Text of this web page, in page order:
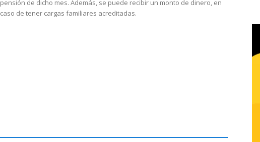
pensión de dicho mes. Además, se puede recibir un monto de dinero, en
caso de tener cargas familiares acreditadas.